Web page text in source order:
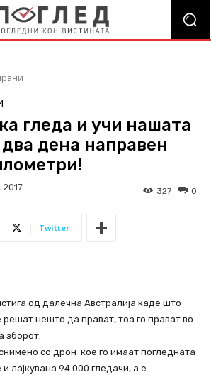
гледа и учи нашата
дена направен
2017 0
327
Twitter
од далечна Австралија каде што
нешто да прават, тоа го прават во
зборот.
со дрон кое го имаат погледната
лајкувана 94.000 гледачи, а е